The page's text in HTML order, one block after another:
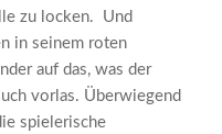
zu locken. Und
in seinem roten
auf das, was der
vorlas. Überwiegend
spielerische